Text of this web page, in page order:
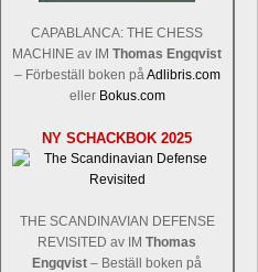
CAPABLANCA: THE CHESS
MACHINE av IM Thomas Engqvist
– Förbeställ boken påAdlibris.com
eller Bokus.com
NY SCHACKBOK 2025
THE SCANDINAVIAN DEFENSE
REVISITED av IM Thomas
Engqvist – Beställ boken på